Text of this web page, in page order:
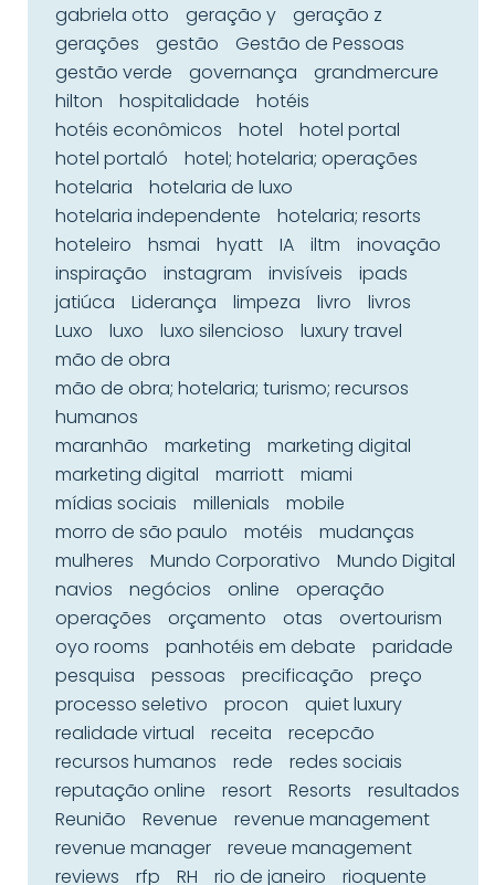
gabriela otto
geração y
geração z
gerações
gestão
Gestão de Pessoas
gestão verde
governança
grandmercure
hilton
hospitalidade
hotéis
hotéis econômicos
hotel
hotel portal
hotel portaló
hotel; hotelaria; operações
hotelaria
hotelaria de luxo
hotelaria independente
hotelaria; resorts
hoteleiro
hsmai hyatt IA iltm
inovação
inspiração
instagram invisíveis
ipads
jatiúca
Liderança limpeza livro
livros
Luxo
luxo luxo silencioso
luxury travel
mão de obra
mão de obra; hotelaria; turismo; recursos
humanos
maranhão
marketing
marketing digital
marketing digital
marriott
miami
mídias sociais
millenials
mobile
morro de são paulo
motéis
mudanças
mulheres
Mundo Corporativo
Mundo Digital
navios
negócios online
operação
operações
orçamento otas
overtourism
oyo rooms
panhotéis em debate
paridade
pesquisa
pessoas precificação
preço
processo seletivo
procon
quiet luxury
realidade virtual
receita
recepcão
recursos humanos
rede
redes sociais
reputação online
resort Resorts
resultados
Reunião
Revenue
revenue management
revenue manager
reveue management
reviews
rfp RH rio de janeiro
rioquente